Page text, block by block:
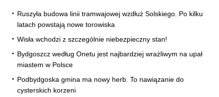
Ruszyła budowa linii tramwajowej wzdłuż Solskiego. Po kilku
latach powstają nowe torowiska
Wisła wchodzi z szczególnie niebezpieczny stan!
Bydgoszcz według Onetu jest najbardziej wrażliwym na upał
miastem w Polsce
Podbydgoska gmina ma nowy herb. To nawiązanie do
cysterskich korzeni